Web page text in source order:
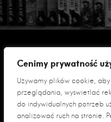
Cenimy prywatność
Używamy plików cookie,
przeglądania, wyświetlać
do indywidualnych potrzeb
analizować ruch na stronie.